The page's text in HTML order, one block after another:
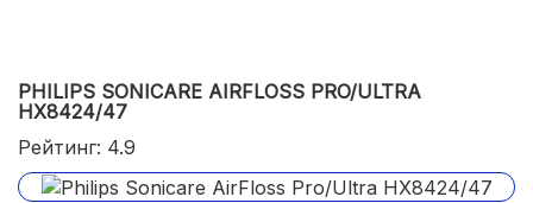
PHILIPS SONICARE AIRFLOSS PRO/ULTRA
HX8424/47
Рейтинг: 4.9